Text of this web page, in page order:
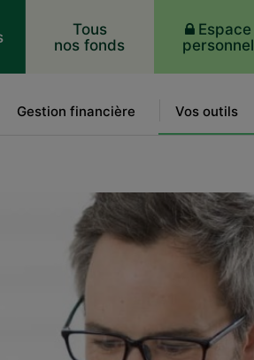
Gestion financière Vos outils
Tous
nos fonds
Espace
personnel